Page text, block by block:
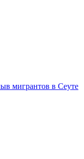
мигрантов в Сеуте